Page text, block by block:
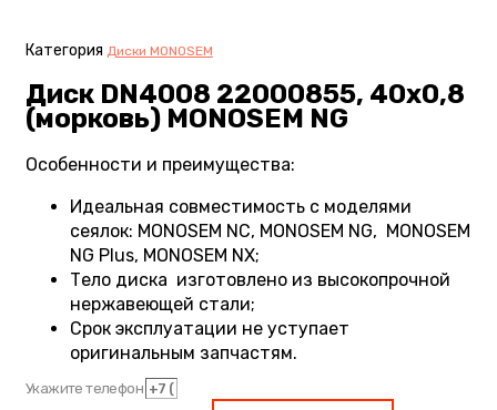
Категория Диски MONOSEM
Диск DN4008 22000855, 40х0,8
(морковь) MONOSEM NG
Особенности и преимущества:
Идеальная совместимость с моделями
сеялок: MONOSEM NC, MONOSEM NG, MONOSEM
NG Plus, MONOSEM NX;
Тело диска изготовлено из высокопрочной
нержавеющей стали;
Срок эксплуатации не уступает
оригинальным запчастям.
Укажите телефон